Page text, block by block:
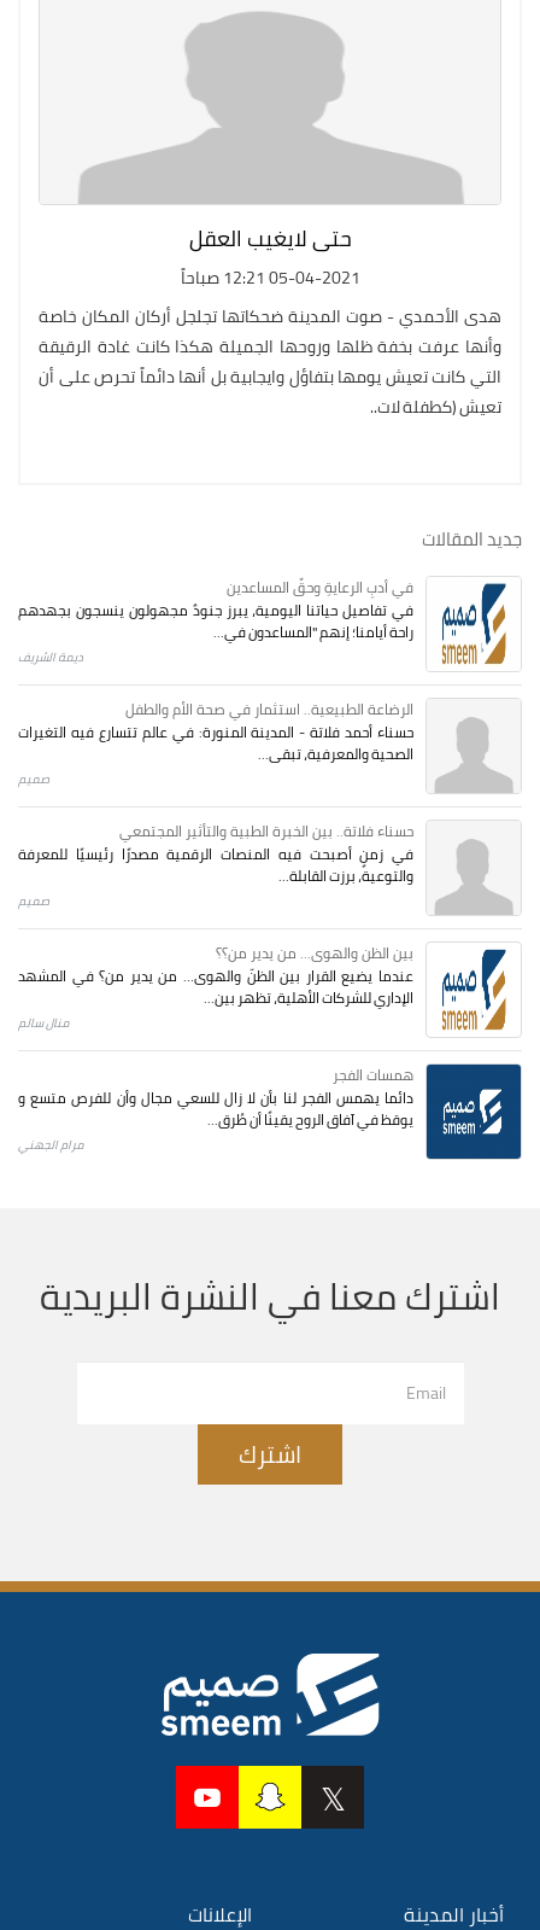
حتى لايغيب العقل
05-04-2021 12:21 صباحاً
هدى الأحمدي - صوت المدينة ضحكاتها تجلجل أركان المكان خاصة
وأنها عرفت بخفة ظلها وروحها الجميلة هكذا كانت غادة الرقيقة
التي كانت تعيش يومها بتفاؤل وايجابية بل أنها دائماً تحرص على أن
تعيش (كطفلة لات..
جديد المقالات
في أدبِ الرعايةِ وحقِّ المساعدين
في تفاصيل حياتنا اليومية، يبرز جنودٌ مجهولون ينسجون بجهدهم
راحة أيامنا؛ إنهم "المساعدون في...
ديمة الشريف
الرضاعة الطبيعية.. استثمار في صحة الأم والطفل
حسناء أحمد فلاتة - المدينة المنورة: في عالم تتسارع فيه التغيرات
الصحية والمعرفية، تبقى...
صميم
حسناء فلاتة.. بين الخبرة الطبية والتأثير المجتمعي
في زمنٍ أصبحت فيه المنصات الرقمية مصدرًا رئيسيًا للمعرفة
والتوعية، برزت القابلة...
صميم
بين الظن والهوى... من يدير من؟؟
عندما يضيع القرار بين الظنّ والهوى… من يدير من؟ في المشهد
الإداري للشركات الأهلية، تظهر بين...
منال سالم
همسات الفجر
دائما يهمس الفجر لنا بأن لا زال للسعي مجال وأن للفرص متسع و
يوقظ في آفاق الروح يقينًا أن طُرق...
مرام الجهني
اشترك معنا في النشرة البريدية
اشترك
أخبار المدينة الإعلانات